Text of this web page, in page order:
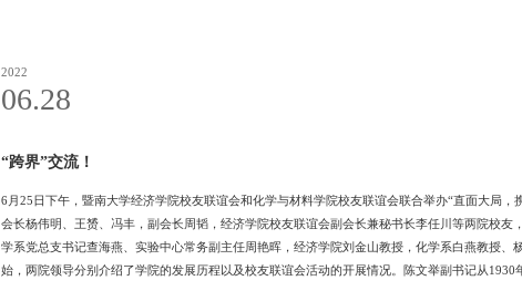
2022
06.28
“跨界”交流！
6月25日下午，暨南大学经济学院校友联谊会和化学与材料学院校友联谊会联合举办“直面大局
会长杨伟明、王赟、冯丰，副会长周韬，经济学院校友联谊会副会长兼秘书长李任川等两院校
学系党总支书记查海燕、实验中心常务副主任周艳晖，经济学院刘金山教授，化学系白燕教授
始，两院领导分别介绍了学院的发展历程以及校友联谊会活动的开展情况。陈文举副书记从